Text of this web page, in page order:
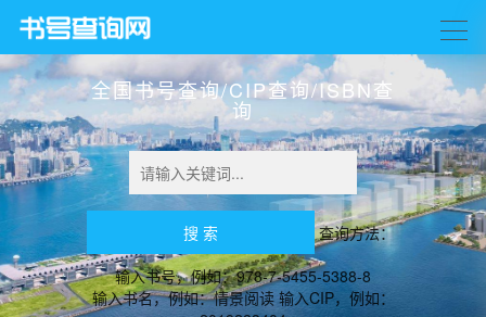
全国书号查询/CIP查询/ISBN查
询
查询方法：
输入书号，例如：978-7-5455-5388-8
输入书名，例如：情景阅读 输入CIP，例如：